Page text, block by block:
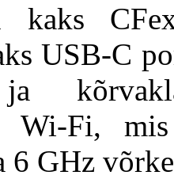
kaks
USB-C
Wi-Fi,
6 GHz